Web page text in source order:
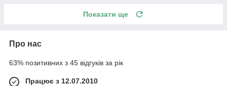
Показати ще
Про нас
63% позитивних з 45 відгуків за рік
Працює з 12.07.2010